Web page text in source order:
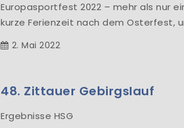
Europasportfest 2022 – mehr als nur
kurze Ferienzeit nach dem Osterfest,
2. Mai 2022
48. Zittauer Gebirgslauf
Ergebnisse HSG